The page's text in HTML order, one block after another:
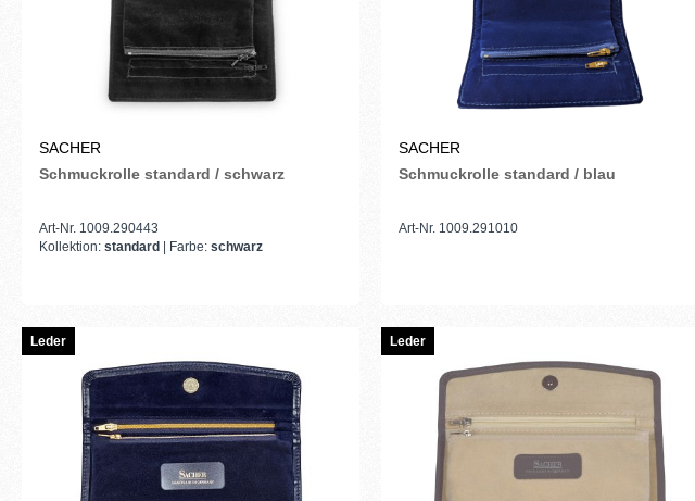
SACHER
Schmuckrolle standard / schwarz
Art-Nr. 1009.290443
Kollektion: standard | Farbe: schwarz
SACHER
Schmuckrolle standard / blau
Art-Nr. 1009.291010
Leder Leder